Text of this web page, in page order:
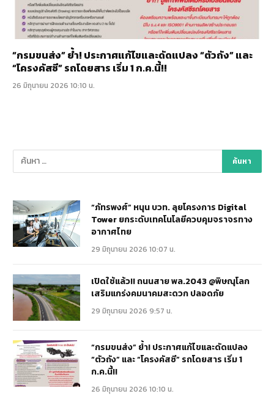
“กรมขนส่ง” ย้ำ! ประกาศแก้ไขและดัดแปลง “ตัวถัง” และ
“โครงคัสซี” รถโดยสาร เริ่ม 1 ก.ค.นี้!!
26 มิถุนายน 2026 10:10 น.
“ภัทรพงศ์” หนุน บวท. ลุยโครงการ Digital
Tower ยกระดับเทคโนโลยีควบคุมจราจรทาง
อากาศไทย
29 มิถุนายน 2026 10:07 น.
เปิดใช้แล้ว!! ถนนสาย พล.2043 @พิษณุโลก
เสริมแกร่งคมนาคมสะดวก ปลอดภัย
29 มิถุนายน 2026 9:57 น.
“กรมขนส่ง” ย้ำ! ประกาศแก้ไขและดัดแปลง
“ตัวถัง” และ “โครงคัสซี” รถโดยสาร เริ่ม 1
ก.ค.นี้!!
26 มิถุนายน 2026 10:10 น.